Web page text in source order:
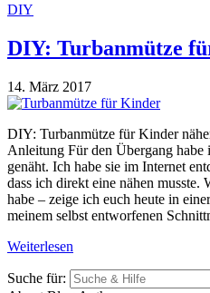
DIY
DIY: Turbanmütze
14. März 2017
DIY: Turbanmütze für Kinder
Anleitung Für den Übergang habe
genäht. Ich habe sie im Internet
dass ich direkt eine nähen musste.
habe – zeige ich euch heute in
meinem selbst entworfenen
Weiterlesen
Suche für: